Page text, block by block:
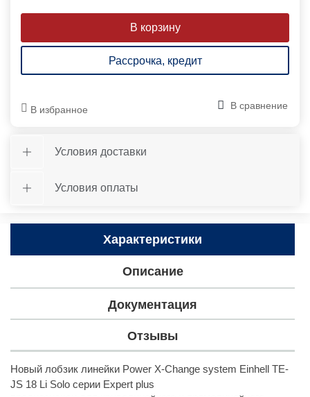
Рассрочка, кредит
В избранное В сравнение
Условия доставки
Условия оплаты
Характеристики
Описание
Документация
Отзывы
Новый лобзик линейки Power X-Change system Einhell TE-
JS 18 Li Solo серии Expert plus